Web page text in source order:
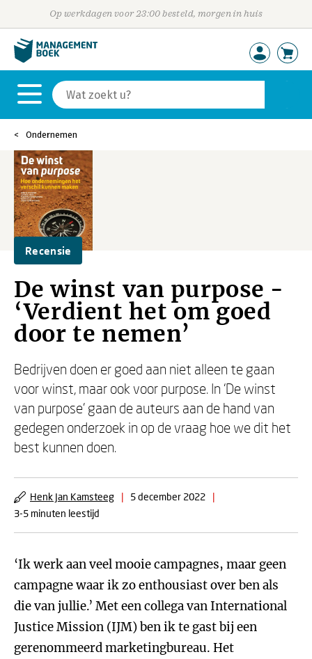
Op werkdagen voor 23:00 besteld, morgen in huis
Ondernemen
Recensie
De winst van purpose -
‘Verdient het om goed
door te nemen’
Bedrijven doen er goed aan niet alleen te gaan
voor winst, maar ook voor purpose. In ‘De winst
van purpose’ gaan de auteurs aan de hand van
gedegen onderzoek in op de vraag hoe we dit het
best kunnen doen.
Henk Jan Kamsteeg | 5 december 2022
|
3-5 minuten leestijd
‘Ik werk aan veel mooie campagnes, maar geen
campagne waar ik zo enthousiast over ben als
die van jullie.’ Met een collega van International
Justice Mission (IJM) ben ik te gast bij een
gerenommeerd marketingbureau. Het